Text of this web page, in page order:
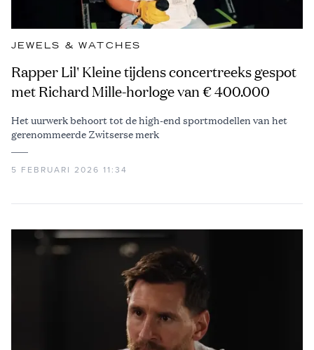
JEWELS & WATCHES
Rapper Lil' Kleine tijdens concertreeks gespot
met Richard Mille-horloge van € 400.000
Het uurwerk behoort tot de high-end sportmodellen van het
gerenommeerde Zwitserse merk
5 FEBRUARI 2026 11:34